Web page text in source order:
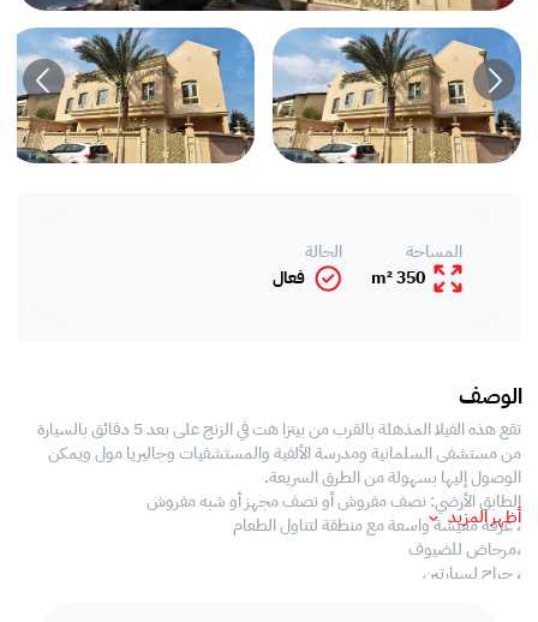
المساحة
350 m²
الحالة
فعال
الوصف
تقع هذه الفيلا المذهلة بالقرب من بيتزا هت في الزنج على بعد 5 دقائق بالسيارة
من مستشفى السلمانية ومدرسة الألفية والمستشفيات وجاليريا مول ويمكن
الوصول إليها بسهولة من الطرق السريعة.
الطابق الأرضي: نصف مفروش أو نصف مجهز أو شبه مفروش
، غرفة معيشة واسعة مع منطقة لتناول الطعام
،مرحاض للضيوف
، جراج لسيارتين
أظهر المزيد